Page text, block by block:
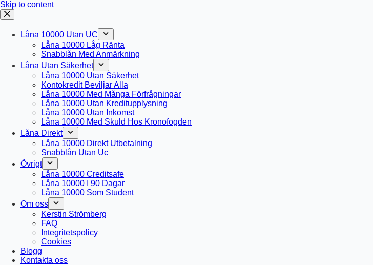
Skip to content
Låna 10000 Utan UC
Låna 10000 Låg Ränta
Snabblån Med Anmärkning
Låna Utan Säkerhet
Låna 10000 Utan Säkerhet
Kontokredit Beviljar Alla
Låna 10000 Med Många Förfrågningar
Låna 10000 Utan Kreditupplysning
Låna 10000 Utan Inkomst
Låna 10000 Med Skuld Hos Kronofogden
Låna Direkt
Låna 10000 Direkt Utbetalning
Snabblån Utan Uc
Övrigt
Låna 10000 Creditsafe
Låna 10000 I 90 Dagar
Låna 10000 Som Student
Om oss
Kerstin Strömberg
FAQ
Integritetspolicy
Cookies
Blogg
Kontakta oss